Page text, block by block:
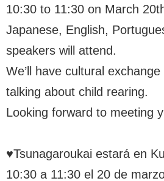
10:30 to 11:30 on March
Japanese, English,
speakers will attend.
We’ll have cultural
talking about child rearing.
Looking forward to meeting
♥Tsunagaroukai estará en
10:30 a 11:30 el 20 de